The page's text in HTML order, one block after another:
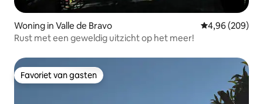
Woning in Valle de Bravo Gemiddelde
4,96 (209)
Rust met een geweldig uitzicht op het meer!
Favoriet van gasten
Favoriet van gasten